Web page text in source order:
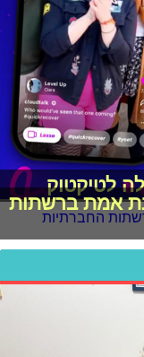
לטיקטוק
אמת ברשתות